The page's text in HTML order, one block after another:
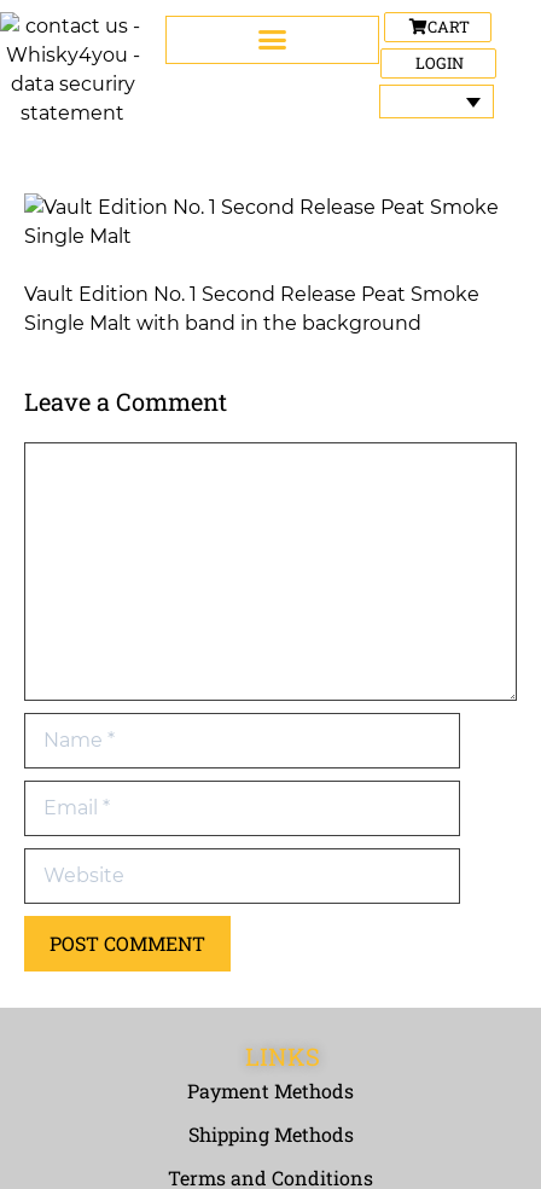
CART
LOGIN
Vault Edition No. 1 Second Release Peat Smoke
Single Malt with band in the background
Leave a Comment
LINKS
Payment Methods
Shipping Methods
Terms and Conditions